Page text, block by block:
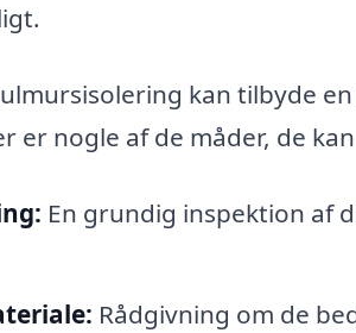
kan tilbyde
er nogle af de måder, de
En grundig inspektion af
Rådgivning om de